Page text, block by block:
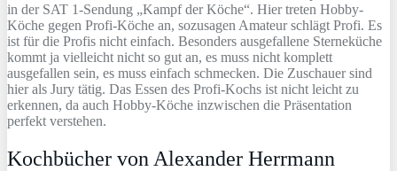
in der SAT 1-Sendung „Kampf der Köche“. Hier treten Hobby-
Köche gegen Profi-Köche an, sozusagen Amateur schlägt Profi. Es
ist für die Profis nicht einfach. Besonders ausgefallene Sterneküche
kommt ja vielleicht nicht so gut an, es muss nicht komplett
ausgefallen sein, es muss einfach schmecken. Die Zuschauer sind
hier als Jury tätig. Das Essen des Profi-Kochs ist nicht leicht zu
erkennen, da auch Hobby-Köche inzwischen die Präsentation
perfekt verstehen.
Kochbücher von Alexander Herrmann